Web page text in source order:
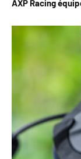
AXP Racing